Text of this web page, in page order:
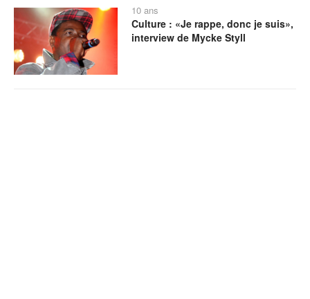
10 ans
Culture : «Je rappe, donc je suis»,
interview de Mycke Styll